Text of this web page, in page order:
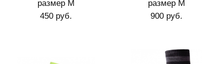
размер М
450 руб.
размер M
900 руб.